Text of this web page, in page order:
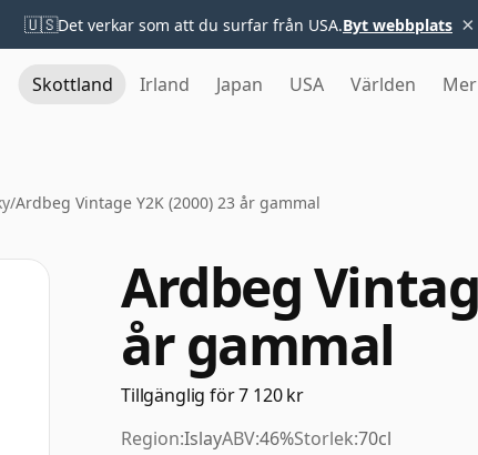
🇺🇸Det verkar som att du surfar från USA.Byt webbplats ×
Skottland Irland Japan USA Världen Mer
/Ardbeg Vintage Y2K (2000) 23 år gammal
Ardbeg
år gammal
Tillgänglig för 7 120 kr
Region:IslayABV:46%Storlek:70cl